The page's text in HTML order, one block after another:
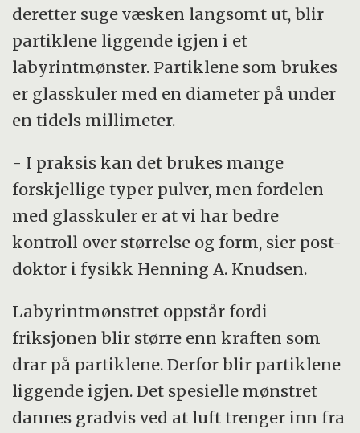
deretter suge væsken langsomt ut, blir
partiklene liggende igjen i et
labyrintmønster. Partiklene som brukes
er glasskuler med en diameter på under
en tidels millimeter.
- I praksis kan det brukes mange
forskjellige typer pulver, men fordelen
med glasskuler er at vi har bedre
kontroll over størrelse og form, sier post-
doktor i fysikk Henning A. Knudsen.
Labyrintmønstret oppstår fordi
friksjonen blir større enn kraften som
drar på partiklene. Derfor blir partiklene
liggende igjen. Det spesielle mønstret
dannes gradvis ved at luft trenger inn fra